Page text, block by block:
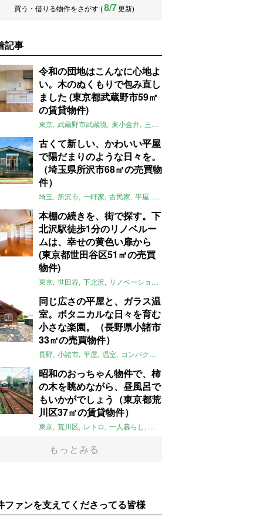
買う・借りる物件をさがす (8/7更新)
記事
令和の団地はこんなに心地よ
い。木のぬくもりで包み直し
ました (東京都武蔵野市59㎡
の賃貸物件)
東京 武蔵野市武蔵境 東小金井 三鷹
古くて新しい、かわいい平屋
で陽だまりのような日々を。
（埼玉県所沢市68㎡の売買物
件）
埼玉 所沢市 一軒家 古民家 平屋 庭
本棚の続きを、街で探す。下
北沢駅徒歩1分のリノベルー
ムは、幸せの黄色い扉から
(東京都世田谷区51㎡の売買
物件)
東京 世田谷 下北沢 リノベーション
同じ広さの平屋と、ガラス温
室。ボタニカルな日々を育む
小さな楽園。（長野県小諸市
33㎡の売買物件）
長野 小諸市 平屋 温室 コンパクト
昭和のおっちゃん物件で、柿
の木を眺めながら、昼風呂で
もいかがでしょう（東京都荒
川区37㎡の賃貸物件）
東京 荒川区 レトロ 一人暮らし タイル
もっとみる
ファンを支えてくださってる皆様